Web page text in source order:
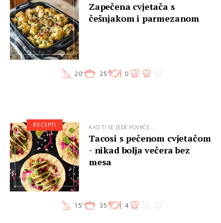
Zapečena cvjetača s
češnjakom i parmezanom
20' 25' 0
KAD TI SE JEDE POVRĆE...
Tacosi s pečenom cvjetačom
- nikad bolja večera bez
mesa
15' 35' 4
RECEPTI